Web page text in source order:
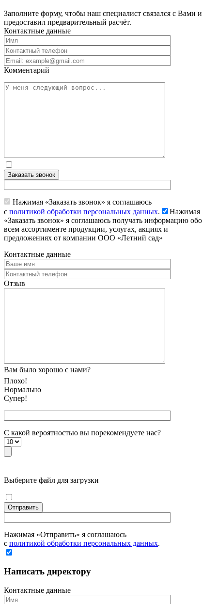
Заполните форму, чтобы наш специалист связался с Вами и
предоставил предварительный расчёт.
Контактные данные
Комментарий
Заказать звонок
Нажимая «Заказать звонок» я соглашаюсь
с политикой обработки персональных данных.
Нажимая
«Заказать звонок» я соглашаюсь получать информацию обо
всем ассортименте продукции, услугах, акциях и
предложениях от компании ООО «Летний сад»
Контактные данные
Отзыв
Вам было хорошо с нами?
Плохо!
Нормально
Супер!
С какой вероятностью вы порекомендуете наc?
Выберите файл для загрузки
Отправить
Нажимая «Отправить» я соглашаюсь
с политикой обработки персональных данных.
Написать директору
Контактные данные